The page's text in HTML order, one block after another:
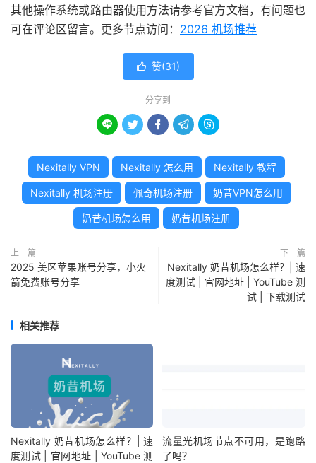
其他操作系统或路由器使用方法请参考官方文档，有问题也
可在评论区留言。更多节点访问： 2026 机场推荐
 赞(31)
分享到
    
Nexitally VPN Nexitally 怎么用 Nexitally 教程
Nexitally 机场注册 佩奇机场注册 奶昔VPN怎么用
奶昔机场怎么用 奶昔机场注册
上一篇
2025 美区苹果账号分享，小火
箭免费账号分享
下一篇
Nexitally 奶昔机场怎么样？| 速
度测试 | 官网地址 | YouTube 测
试 | 下载测试
相关推荐
Nexitally 奶昔机场怎么样？| 速
度测试 | 官网地址 | YouTube 测
流量光机场节点不可用，是跑路
了吗？